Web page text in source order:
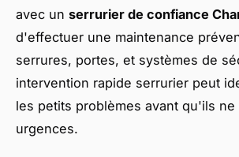
avec un serrurier de confiance
d'effectuer une maintenance
serrures, portes, et systèmes de
intervention rapide serrurier peut
les petits problèmes avant qu'ils
urgences.